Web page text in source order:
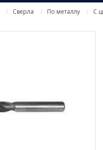
Сверла По металлу С